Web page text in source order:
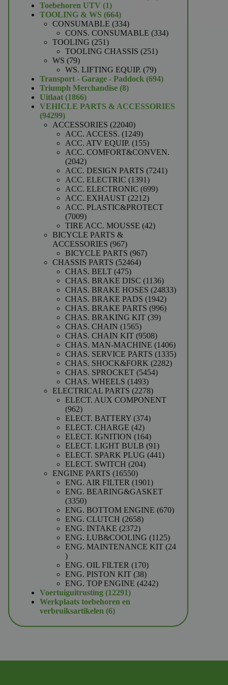
Toebehoren UTV 11
product
TOOLING & WS 664664
producten
CONSUMABLE 334334
producten
CONS. CONSUMABLE 334334
TOOLING 251251
producten
TOOLING CHASSIS 251251
WS 7979
producten
WS. LIFTING EQUIP. 7979
producten
Transport - Garage - Paddock 694694
Triumph Merchandise 88
Uitlaat 18661866
producten
VEHICLE PARTS & ACCESSORIES
9429994299
producten
ACCESSORIES 2204022040
producten
ACC. ACCESS. 12491249
producten
ACC. ATV EQUIP. 155155
producten
ACC. COMFORT&CONVEN.
20422042
producten
ACC. DESIGN PARTS 72417241
ACC. ELECTRIC 13911391
producten
ACC. ELECTRONIC 699699
ACC. EXHAUST 22122212
producten
ACC. PLASTIC&PROTECT
70097009
producten
TIRE ACC. MOUSSE 4242
BICYCLE PARTS &
ACCESSORIES 967967
producten
BICYCLE PARTS 967967
CHASSIS PARTS 5246452464
CHAS. BELT 475475
producten
CHAS. BRAKE DISC 11361136
producten
CHAS. BRAKE HOSES 2483324833
CHAS. BRAKE PADS 19421942
producten
CHAS. BRAKE PARTS 996996
CHAS. BRAKING KIT 3939
CHAS. CHAIN 15651565
producten
CHAS. CHAIN KIT 95089508
producten
CHAS. MAN-MACHINE 14061406
producten
CHAS. SERVICE PARTS 13351335
CHAS. SHOCK&FORK 22822282
CHAS. SPROCKET 54545454
CHAS. WHEELS 14931493
producten
ELECTRICAL PARTS 22782278
producten
ELECT. AUX COMPONENT
962962
producten
ELECT. BATTERY 374374
ELECT. CHARGE 4242
producten
ELECT. IGNITION 164164
producten
ELECT. LIGHT BULB 9191
producten
ELECT. SPARK PLUG 441441
ELECT. SWITCH 204204
ENGINE PARTS 1655016550
producten
ENG. AIR FILTER 19011901
producten
ENG. BEARING&GASKET
33503350
producten
ENG. BOTTOM ENGINE 670670
ENG. CLUTCH 26582658
ENG. INTAKE 23722372
producten
ENG. LUB&COOLING 11251125
producten
ENG. MAINTENANCE KIT 24
24
producten
ENG. OIL FILTER 170170
producten
ENG. PISTON KIT 3838
producten
ENG. TOP ENGINE 42424242
Voertuiguitrusting 1229112291
producten
Werkplaats toebehoren en
verbruiksartikelen 66